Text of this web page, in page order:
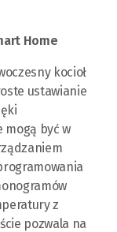
Home
kocioł
ustawianie
mogą być w
z
pozwala na